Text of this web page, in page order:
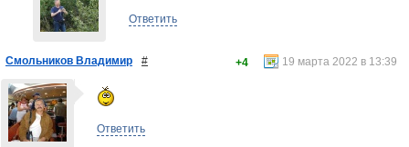
Ответить
Смольников Владимир # 19 марта 2022 в 13:39
+4
Ответить